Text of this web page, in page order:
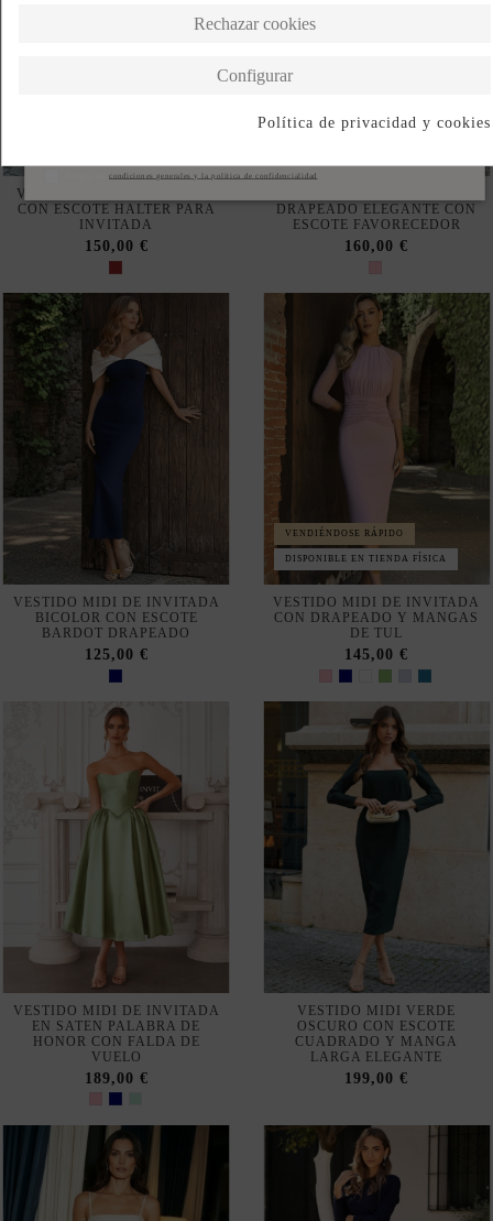
VESTIDO MIDI ESTAMPADO
VESTIDO DE INVITADA MIDI
VESTIDO MIDI DE INVITADA
BICOLOR CON ESCOTE
BARDOT DRAPEADO
VENDIÉNDOSE RÁPIDO
DISPONIBLE EN TIENDA FÍSICA
VESTIDO MIDI DE INVITADA
CON DRAPEADO Y MANGAS
DE TUL
145,00 €
VESTIDO MIDI DE INVITADA
EN SATEN PALABRA DE
HONOR CON FALDA DE
VUELO
189,00 €
VESTIDO MIDI VERDE
OSCURO CON ESCOTE
CUADRADO Y MANGA
LARGA ELEGANTE
199,00 €